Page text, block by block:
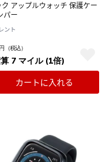
ク アップルウォッチ 保護ケー
パー
ント
円 （税込）
7 マイル (1倍)
カートに入れる